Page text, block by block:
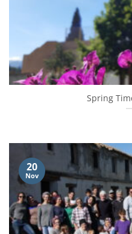
Spring
20
Nov